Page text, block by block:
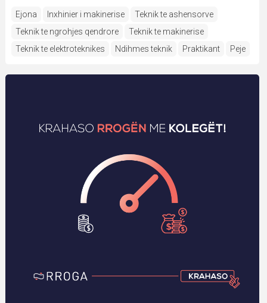
Ejona
Inxhinier i makinerise
Teknik te ashensorve
Teknik te ngrohjes qendrore
Teknik te makinerise
Teknik te elektroteknikes
Ndihmes teknik Praktikant Peje